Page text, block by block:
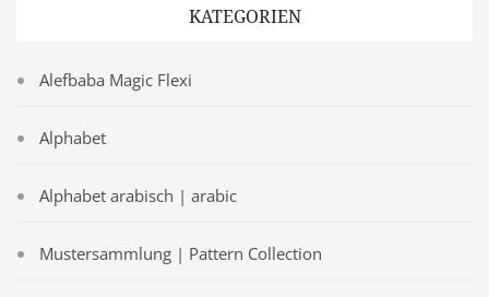
KATEGORIEN
Alefbaba Magic Flexi
Alphabet
Alphabet arabisch | arabic
Mustersammlung | Pattern Collection